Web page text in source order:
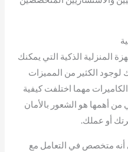
المنزلية الذكية التي يمكنك
لوجود الكثير من المميزات
مهما اختلفت كيفية
أهمها هو الشعور بالأمان
أو عملك.
أنه متخصص في التعامل مع